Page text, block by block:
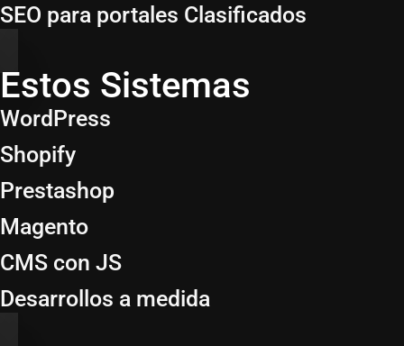
SEO para portales Clasificados
Estos Sistemas
WordPress
Shopify
Prestashop
Magento
CMS con JS
Desarrollos a medida